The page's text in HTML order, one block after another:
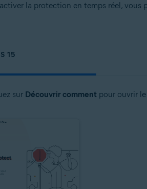
la protection en temps réel, vous
15
sur Découvrir comment pour ouvrir